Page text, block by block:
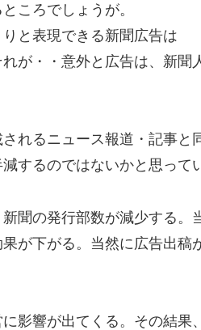
ころでしょうが。
と表現できる新聞広告は
が・・意外と広告は、新聞
れるニュース報道・記事と
するのではないかと思って
聞の発行部数が減少する。
が下がる。当然に広告出稿
影響が出てくる。その結果